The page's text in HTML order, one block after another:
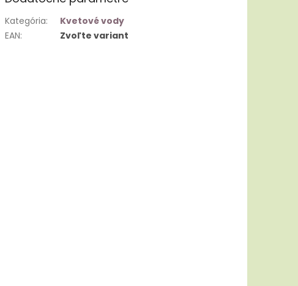
Kategória:
Kvetové vody
EAN: Zvoľte variant